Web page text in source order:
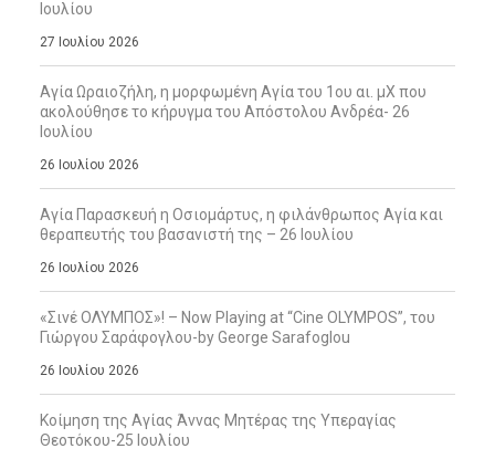
Ιουλίου
27 Ιουλίου 2026
Αγία Ωραιοζήλη, η μορφωμένη Αγία του 1ου αι. μΧ που
ακολούθησε το κήρυγμα του Απόστολου Ανδρέα- 26
Ιουλίου
26 Ιουλίου 2026
Αγία Παρασκευή η Οσιομάρτυς, η φιλάνθρωπος Αγία και
θεραπευτής του βασανιστή της – 26 Ιουλίου
26 Ιουλίου 2026
«Σινέ ΟΛΥΜΠΟΣ»! – Now Playing at “Cine OLYMPOS”, του
Γιώργου Σαράφογλου-by George Sarafoglou
26 Ιουλίου 2026
Κοίμηση της Αγίας Άννας Μητέρας της Υπεραγίας
Θεοτόκου-25 Ιουλίου